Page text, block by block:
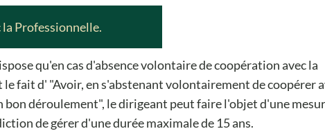
Professionnelle.
qu'en cas d'absence volontaire de coopération avec la
fait d' "Avoir, en s'abstenant volontairement de coopérer
bon déroulement", le dirigeant peut faire l'objet d'une
de gérer d'une durée maximale de 15 ans.